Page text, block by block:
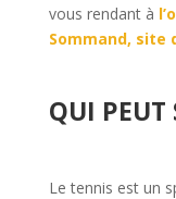
vous rendant à
Sommand, site
QUI PEUT
Le tennis est un